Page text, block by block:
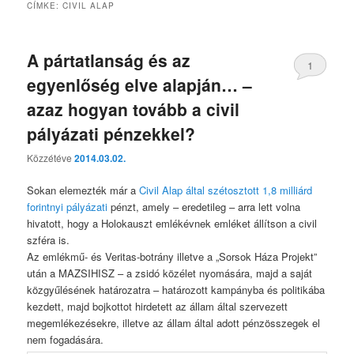
CÍMKE:CIVIL ALAP
A pártatlanság és az
egyenlőség elve alapján… –
azaz hogyan tovább a civil
pályázati pénzekkel?
Közzétéve2014.03.02.
1
Sokan elemezték már aCivil Alap által szétosztott 1,8 milliárd
forintnyi pályázatipénzt, amely – eredetileg – arra lett volna
hivatott, hogy a Holokauszt emlékévnek emléket állítson a civil
szféra is.
Az emlékmű- és Veritas-botrány illetve a „Sorsok Háza Projekt”
után a MAZSIHISZ – a zsidó közélet nyomására, majd a saját
közgyűlésének határozatra – határozott kampányba és politikába
kezdett, majd bojkottot hirdetett az állam által szervezett
megemlékezésekre, illetve az állam által adott pénzösszegek el
nem fogadására.